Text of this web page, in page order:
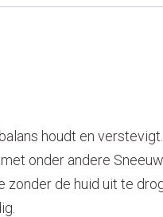
houdt en
onder andere
de huid uit te